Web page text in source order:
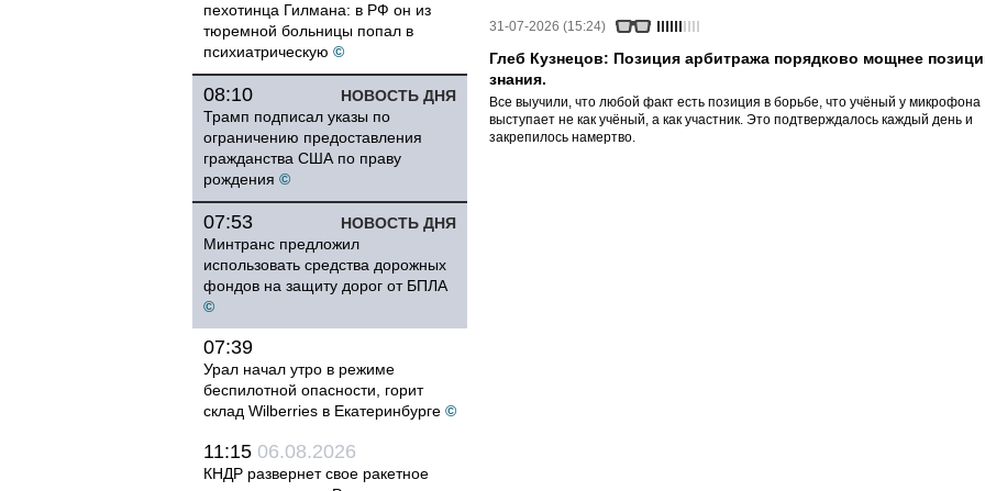
пехотинца Гилмана: в РФ он из
тюремной больницы попал в
психиатрическую ©
НОВОСТЬ ДНЯ
08:10
Трамп подписал указы по
ограничению предоставления
гражданства США по праву
рождения ©
НОВОСТЬ ДНЯ
07:53
Минтранс предложил
использовать средства дорожных
фондов на защиту дорог от БПЛА
©
07:39
Урал начал утро в режиме
беспилотной опасности, горит
склад Wilberries в Екатеринбурге ©
11:15 06.08.2026
КНДР развернет свое ракетное
31-07-2026 (15:24)
Глеб Кузнецов: Позиция арбитража порядково мощнее
знания.
Все выучили, что любой факт есть позиция в борьбе, что учёный у микрофона
выступает не как учёный, а как участник. Это подтверждалось каждый день и
закрепилось намертво.